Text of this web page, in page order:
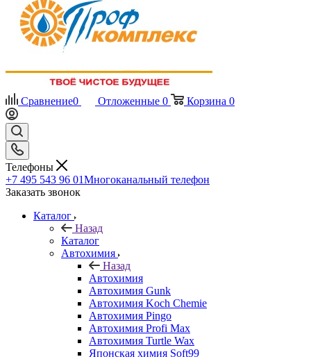
Сравнение0 Отложенные 0 Корзина 0
Телефоны
+7 495 543 96 01Многоканальный телефон
Заказать звонок
Каталог
Назад
Каталог
Автохимия
Назад
Автохимия
Автохимия Gunk
Автохимия Koch Chemie
Автохимия Pingo
Автохимия Profi Max
Автохимия Turtle Wax
Японская химия Soft99